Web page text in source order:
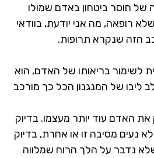
של חוסר ביטחון באדם שמולו
רופאה, מה אני יודעת, בוודאי
הזה שנקרא תרופות.
לשימור בריאותו של האדם, הוא
ליבו של המנגנון הכל כך מורכב
האדם עוד יותר מעצמו. בדיוק
מסיבה זו או אחרת, בדיוק
נדבר על הלך הרוח שמלווה